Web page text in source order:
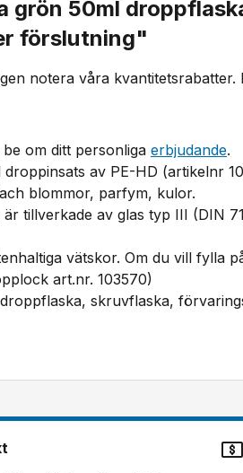
50ml
förslutning"
notera våra
om ditt personliga erbjudande.
av PE-HD (artikelnr
blommor, parfym, kulor.
tillverkade av glas typ III (DIN
vätskor. Om du vill fylla
art.nr. 103570)
skruvflaska,